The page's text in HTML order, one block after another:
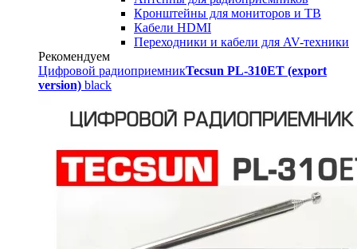
Кронштейны для мониторов и ТВ
Кабели HDMI
Переходники и кабели для AV-техники
Рекомендуем
Цифровой радиоприемникTecsun PL-310ET (export
version) black